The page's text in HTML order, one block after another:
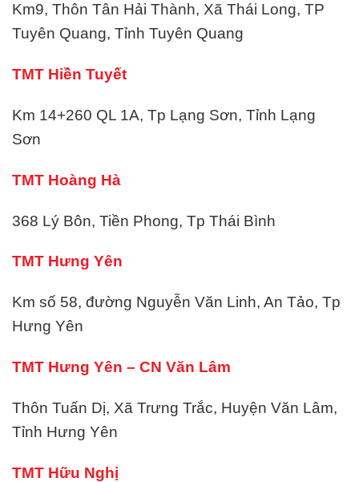
Km9, Thôn Tân Hải Thành, Xã Thái Long, TP
Tuyên Quang, Tỉnh Tuyên Quang
TMT Hiền Tuyết
Km 14+260 QL 1A, Tp Lạng Sơn, Tỉnh Lạng
Sơn
TMT Hoàng Hà
368 Lý Bôn, Tiền Phong, Tp Thái Bình
TMT Hưng Yên
Km số 58, đường Nguyễn Văn Linh, An Tảo, Tp
Hưng Yên
TMT Hưng Yên – CN Văn Lâm
Thôn Tuấn Dị, Xã Trưng Trắc, Huyện Văn Lâm,
Tỉnh Hưng Yên
TMT Hữu Nghị